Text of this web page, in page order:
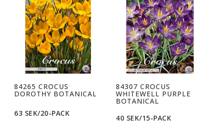
84265 CROCUS
DOROTHY BOTANICAL
63 SEK/20-PACK
84307 CROCUS
WHITEWELL PURPLE
BOTANICAL
40 SEK/15-PACK